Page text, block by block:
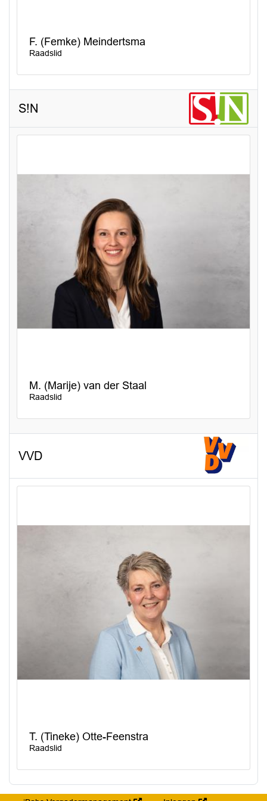
F. (Femke) Meindertsma
Raadslid
S!N
M. (Marije) van der Staal
Raadslid
VVD
T. (Tineke) Otte-Feenstra
Raadslid